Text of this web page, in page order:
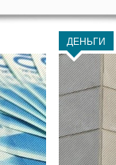
ДЕНЬГИ